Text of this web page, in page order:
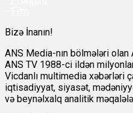
Bizə İnanın!
ANS Media-nın bölmələri
ANS TV 1988-ci ildən
Vicdanlı multimedia xəbərləri
iqtisadiyyat, siyasət,
və beynəlxalq analitik